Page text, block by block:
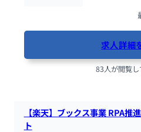
求人詳細
83人が閲覧
【楽天】ブックス事業 RPA推
ト